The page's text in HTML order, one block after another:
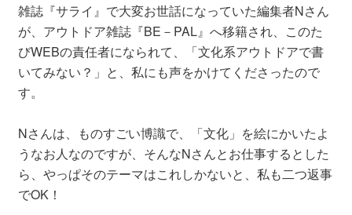
雑誌『サライ』で大変お世話になっていた編集者Nさん
が、アウトドア雑誌『BE－PAL』へ移籍され、このた
びWEBの責任者になられて、「文化系アウトドアで書
いてみない？」と、私にも声をかけてくださったので
す。
Nさんは、ものすごい博識で、「文化」を絵にかいたよ
うなお人なのですが、そんなNさんとお仕事するとした
ら、やっぱそのテーマはこれしかないと、私も二つ返事
でOK！